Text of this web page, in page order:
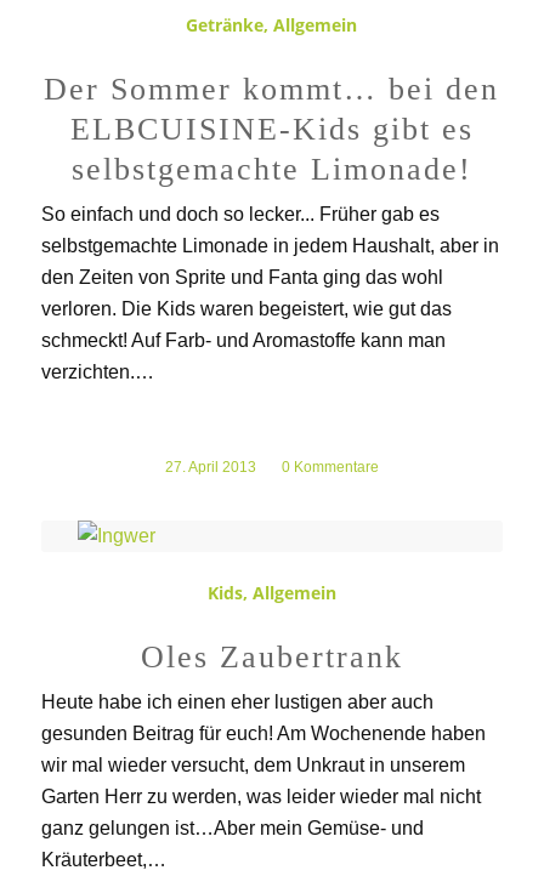
Getränke,Allgemein
Der Sommer kommt… bei den
ELBCUISINE-Kids gibt es
selbstgemachte Limonade!
So einfach und doch so lecker... Früher gab es
selbstgemachte Limonade in jedem Haushalt, aber in
den Zeiten von Sprite und Fanta ging das wohl
verloren. Die Kids waren begeistert, wie gut das
schmeckt! Auf Farb- und Aromastoffe kann man
verzichten.…
27. April 2013
/ 0 Kommentare
Kids, Allgemein
Oles Zaubertrank
Heute habe ich einen eher lustigen aber auch
gesunden Beitrag für euch! Am Wochenende haben
wir mal wieder versucht, dem Unkraut in unserem
Garten Herr zu werden, was leider wieder mal nicht
ganz gelungen ist…Aber mein Gemüse- und
Kräuterbeet,…